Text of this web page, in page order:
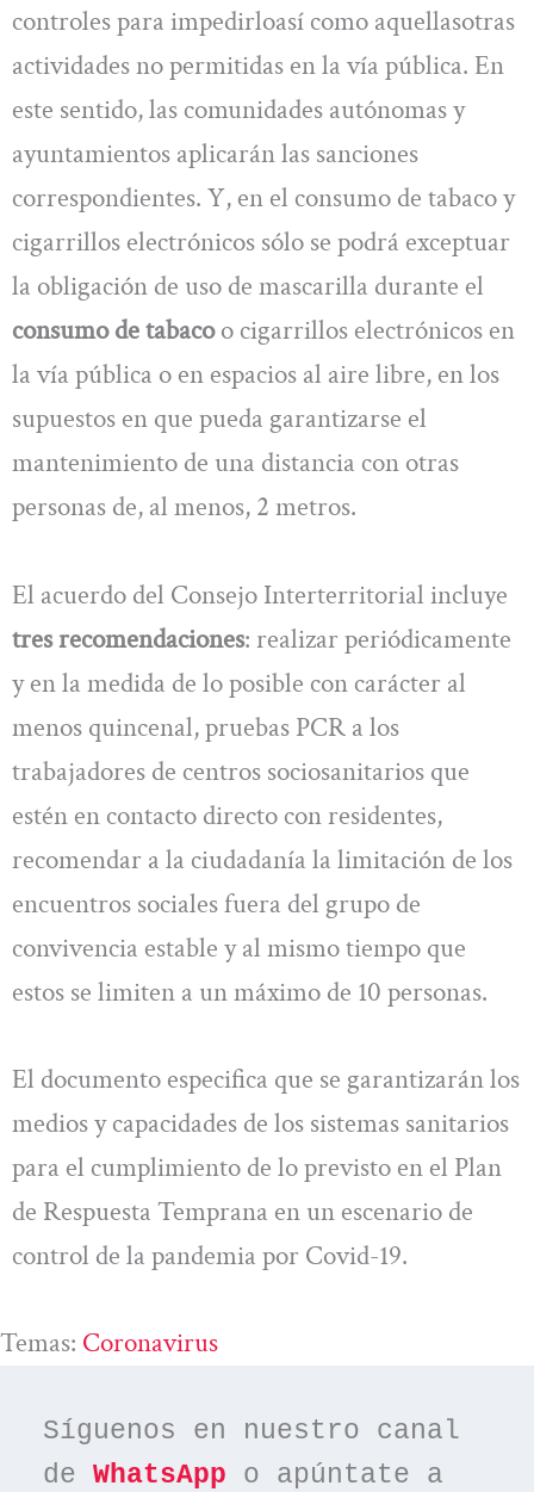
controles para impedirloasí como aquellasotras
actividades no permitidas en la vía pública. En
este sentido, las comunidades autónomas y
ayuntamientos aplicarán las sanciones
correspondientes. Y, en el consumo de tabaco y
cigarrillos electrónicos sólo se podrá exceptuar
la obligación de uso de mascarilla durante el
consumo de tabacoo cigarrillos electrónicos en
la vía pública o en espacios al aire libre, en los
supuestos en que pueda garantizarse el
mantenimiento de una distancia con otras
personas de, al menos, 2 metros.
El acuerdo del Consejo Interterritorial incluye
tres recomendaciones: realizar periódicamente
y en la medida de lo posible con carácter al
menos quincenal, pruebas PCR a los
trabajadores de centros sociosanitarios que
estén en contacto directo con residentes,
recomendar a la ciudadanía la limitación de los
encuentros sociales fuera del grupo de
convivencia estable y al mismo tiempo que
estos se limiten a un máximo de 10 personas.
El documento especifica que se garantizarán los
medios y capacidades de los sistemas sanitarios
para el cumplimiento de lo previsto en el Plan
de Respuesta Temprana en un escenario de
control de la pandemia por Covid-19.
Temas: Coronavirus
Síguenos en nuestro canal
de WhatsApp o apúntate a